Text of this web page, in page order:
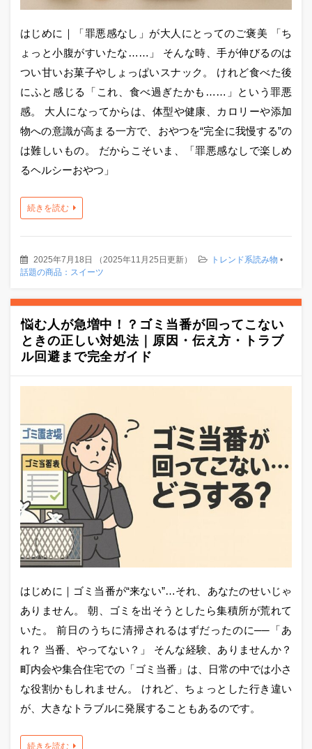
はじめに｜「罪悪感なし」が大人にとってのご褒美 「ち
ょっと小腹がすいたな……」 そんな時、手が伸びるのは
つい甘いお菓子やしょっぱいスナック。 けれど食べた後
にふと感じる「これ、食べ過ぎたかも……」という罪悪
感。 大人になってからは、体型や健康、カロリーや添加
物への意識が高まる一方で、おやつを“完全に我慢する”の
は難しいもの。 だからこそいま、「罪悪感なしで楽しめ
るヘルシーおやつ」
続きを読む
2025年7月18日 （2025年11月25日更新） トレンド系読み物 •
話題の商品：スイーツ
悩む人が急増中！？ゴミ当番が回ってこない
ときの正しい対処法｜原因・伝え方・トラブ
ル回避まで完全ガイド
はじめに｜ゴミ当番が“来ない”…それ、あなたのせいじゃ
ありません。 朝、ゴミを出そうとしたら集積所が荒れて
いた。 前日のうちに清掃されるはずだったのに──「あ
れ？ 当番、やってない？」 そんな経験、ありませんか？
町内会や集合住宅での「ゴミ当番」は、日常の中では小さ
な役割かもしれません。 けれど、ちょっとした行き違い
が、大きなトラブルに発展することもあるのです。
続きを読む